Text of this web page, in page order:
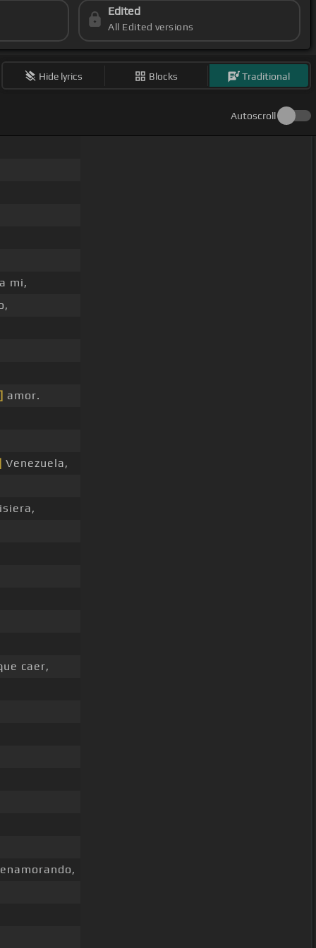
Edited
All Edited versions
Hide lyrics Blocks Traditional
Autoscroll
mi,
amor.
Venezuela,
caer,